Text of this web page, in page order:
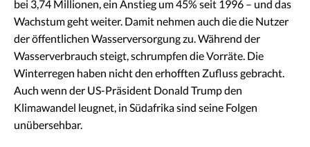
bei 3,74 Millionen, ein Anstieg um 45% seit 1996 – und das
Wachstum geht weiter. Damit nehmen auch die die Nutzer
der öffentlichen Wasserversorgung zu. Während der
Wasserverbrauch steigt, schrumpfen die Vorräte. Die
Winterregen haben nicht den erhofften Zufluss gebracht.
Auch wenn der US-Präsident Donald Trump den
Klimawandel leugnet, in Südafrika sind seine Folgen
unübersehbar.